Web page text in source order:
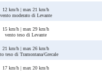
12 km/h | max 21 km/h
vento moderato di Levante
15 km/h | max 29 km/h
vento teso di Levante
21 km/h | max 26 km/h
teso di Tramontana/Grecale
17 km/h | max 20 km/h